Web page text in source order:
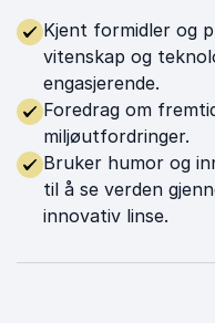
Kjent formidler og
vitenskap og
engasjerende.
Foredrag om
miljøutfordringer.
Bruker humor og
til å se verden
innovativ linse.